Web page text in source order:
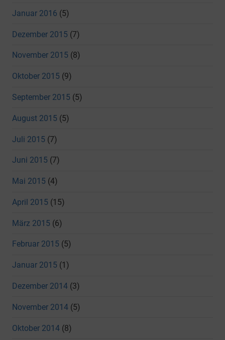
Januar 2016 (5)
Dezember 2015 (7)
November 2015 (8)
Oktober 2015 (9)
September 2015 (5)
August 2015 (5)
Juli 2015 (7)
Juni 2015 (7)
Mai 2015 (4)
April 2015 (15)
März 2015 (6)
Februar 2015 (5)
Januar 2015 (1)
Dezember 2014 (3)
November 2014 (5)
Oktober 2014 (8)